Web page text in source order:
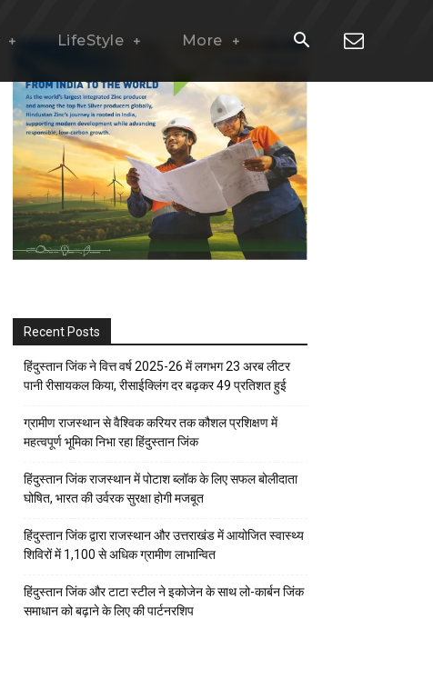
LifeStyle More
Recent Posts
हिंदुस्तान जिंक ने वित्त वर्ष 2025-26 में लगभग 23 अरब लीटर
पानी रीसायकल किया, रीसाईक्लिंग दर बढ़कर 49 प्रतिशत हुई
ग्रामीण राजस्थान से वैश्विक करियर तक कौशल प्रशिक्षण में
महत्वपूर्ण भूमिका निभा रहा हिंदुस्तान जिंक
हिंदुस्तान जिंक राजस्थान में पोटाश ब्लॉक के लिए सफल बोलीदाता
घोषित, भारत की उर्वरक सुरक्षा होगी मजबूत
हिंदुस्तान जिंक द्वारा राजस्थान और उत्तराखंड में आयोजित स्वास्थ्य
शिविरों में 1,100 से अधिक ग्रामीण लाभान्वित
हिंदुस्तान जिंक और टाटा स्टील ने इकोजेन के साथ लो-कार्बन जिंक
समाधान को बढ़ाने के लिए की पार्टनरशिप